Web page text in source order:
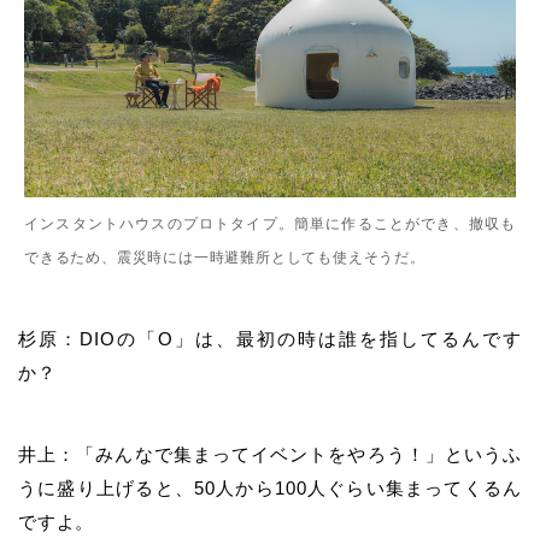
インスタントハウスのプロトタイプ。簡単に作ることができ、撤収も
できるため、震災時には一時避難所としても使えそうだ。
杉原：DIOの「O」は、最初の時は誰を指してるんです
か？
井上：「みんなで集まってイベントをやろう！」というふ
うに盛り上げると、50人から100人ぐらい集まってくるん
ですよ。